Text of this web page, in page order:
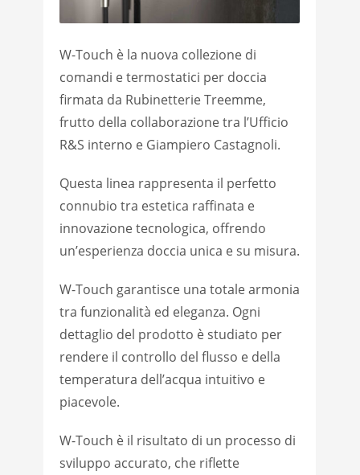
W-Touch è la nuova collezione di
comandi e termostatici per doccia
firmata da Rubinetterie Treemme,
frutto della collaborazione tra l’Ufficio
R&S interno e Giampiero Castagnoli.
Questa linea rappresenta il perfetto
connubio tra estetica raffinata e
innovazione tecnologica, offrendo
un’esperienza doccia unica e su misura.
W-Touch garantisce una totale armonia
tra funzionalità ed eleganza. Ogni
dettaglio del prodotto è studiato per
rendere il controllo del flusso e della
temperatura dell’acqua intuitivo e
piacevole.
W-Touch è il risultato di un processo di
sviluppo accurato, che riflette